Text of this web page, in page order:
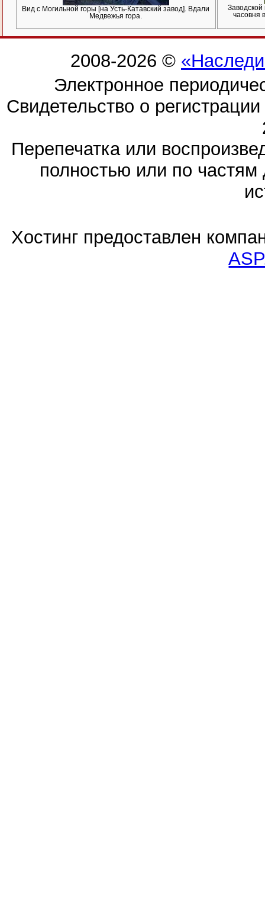
Вид с Могильной горы [на Усть-Катавский завод]. Вдали
Медвежья гора.
часовня
2008-2026 ©
Электронное
Свидетельство о
Перепечатка или
полностью или по частям
Хостинг предоставлен